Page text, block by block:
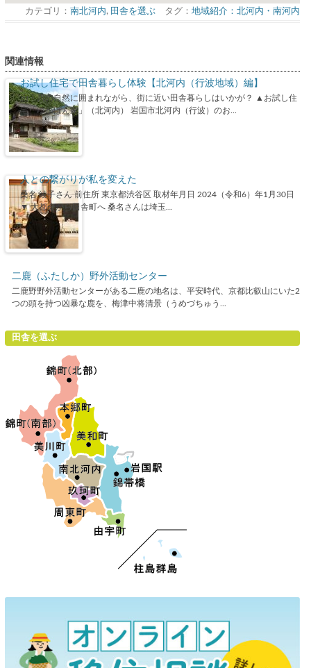
カテゴリ：南北河内, 田舎を選ぶ タグ：地域紹介：北河内・南河内
関連情報
お試し住宅で田舎暮らし体験【北河内（行波地域）編】
山・川の自然に囲まれながら、街に近い田舎暮らしはいかが？ ▲お試し住
宅「ゆかばん家」（北河内） 岩国市北河内（行波）のお...
人との繋がりが私を変えた
桑名 綾子さん 前住所 東京都渋谷区 取材年月日 2024（令和6）年1月30日
▼ 大都会から田舎町へ 桑名さんは埼玉...
二鹿（ふたしか）野外活動センター
二鹿野野外活動センターがある二鹿の地名は、平安時代、京都比叡山にいた2
つの頭を持つ凶暴な鹿を、梅津中将清景（うめづちゅう...
田舎を選ぶ